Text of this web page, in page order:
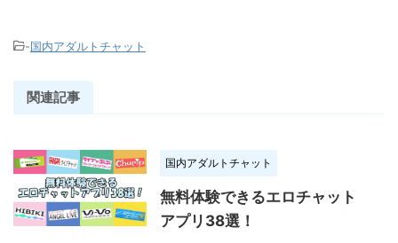
-国内アダルトチャット
関連記事
国内アダルトチャット
無料体験できるエロチャット
アプリ38選！